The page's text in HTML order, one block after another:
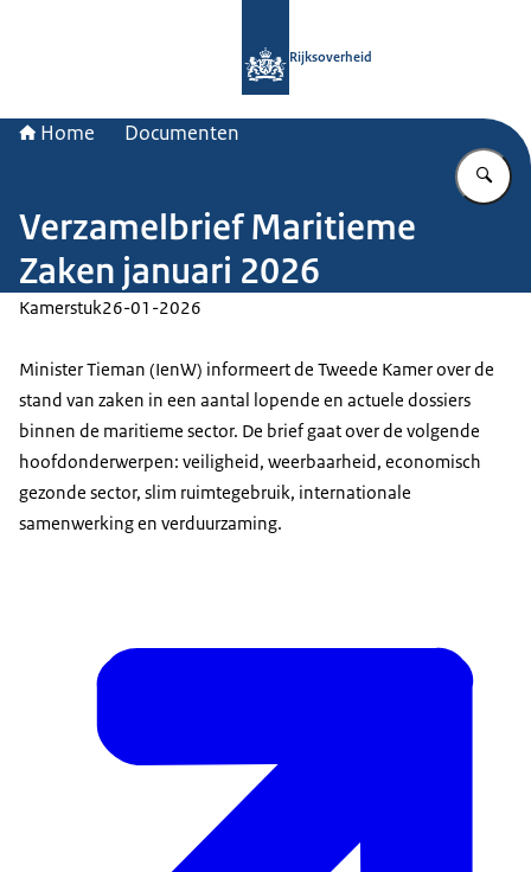
Rijksoverheid
Home Documenten
Verzamelbrief Maritieme
Zaken januari 2026
Kamerstuk26-01-2026
Minister Tieman (IenW) informeert de Tweede Kamer over de
stand van zaken in een aantal lopende en actuele dossiers
binnen de maritieme sector. De brief gaat over de volgende
hoofdonderwerpen: veiligheid, weerbaarheid, economisch
gezonde sector, slim ruimtegebruik, internationale
samenwerking en verduurzaming.